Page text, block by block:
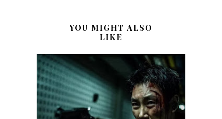
YOU MIGHT ALSO
LIKE